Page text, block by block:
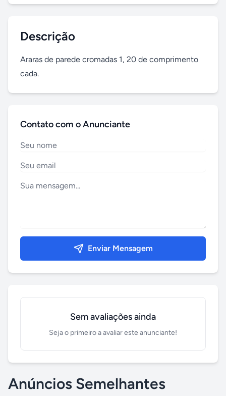
Descrição
Araras de parede cromadas 1, 20 de comprimento
cada.
Contato com o Anunciante
Enviar Mensagem
Sem avaliações ainda
Seja o primeiro a avaliar este anunciante!
Anúncios Semelhantes